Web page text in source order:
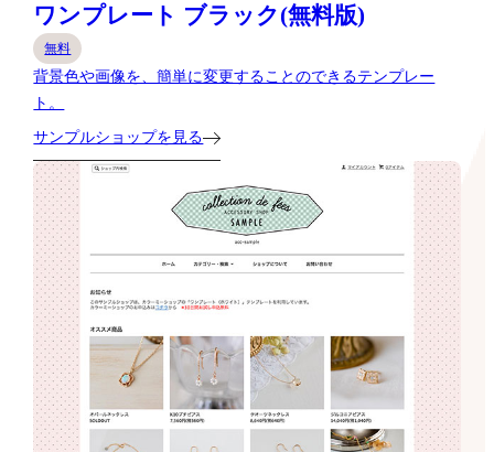
ワンプレート ブラック(無料版)
無料
背景色や画像を、簡単に変更することのできるテンプレー
ト。
サンプルショップを見る